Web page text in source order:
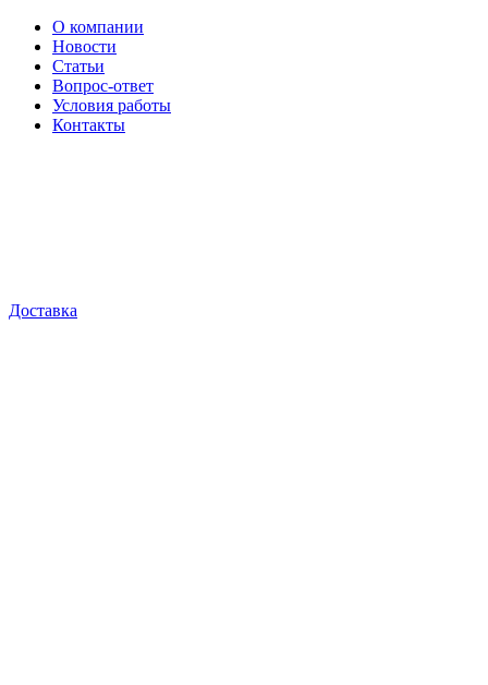
О компании
Новости
Статьи
Вопрос-ответ
Условия работы
Контакты
Доставка